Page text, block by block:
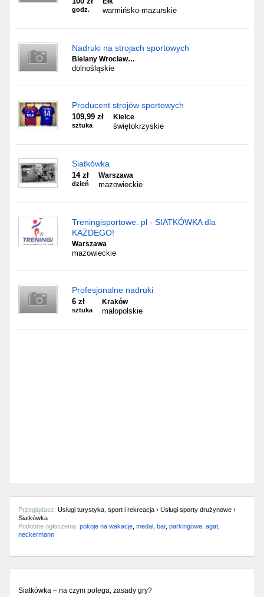
godz. warmińsko-mazurskie
Nadruki na strojach sportowych
Bielany Wrocław…
dolnośląskie
Producent strojów sportowych
109,99 zł
sztuka
Kielce
świętokrzyskie
Siatkówka
14 zł
dzień
Warszawa
mazowieckie
Treningisportowe. pl - SIATKÓWKA dla
KAŻDEGO!
Warszawa
mazowieckie
Profesjonalne nadruki
6 zł
sztuka
Kraków
małopolskie
Przeglądasz: Usługi turystyka, sport i rekreacja › Usługi sporty drużynowe ›
Siatkówka
Podobne ogłoszenia: pokoje na wakacje medal bar, parkingowe agat
neckermann
Siatkówka – na czym polega, zasady gry?